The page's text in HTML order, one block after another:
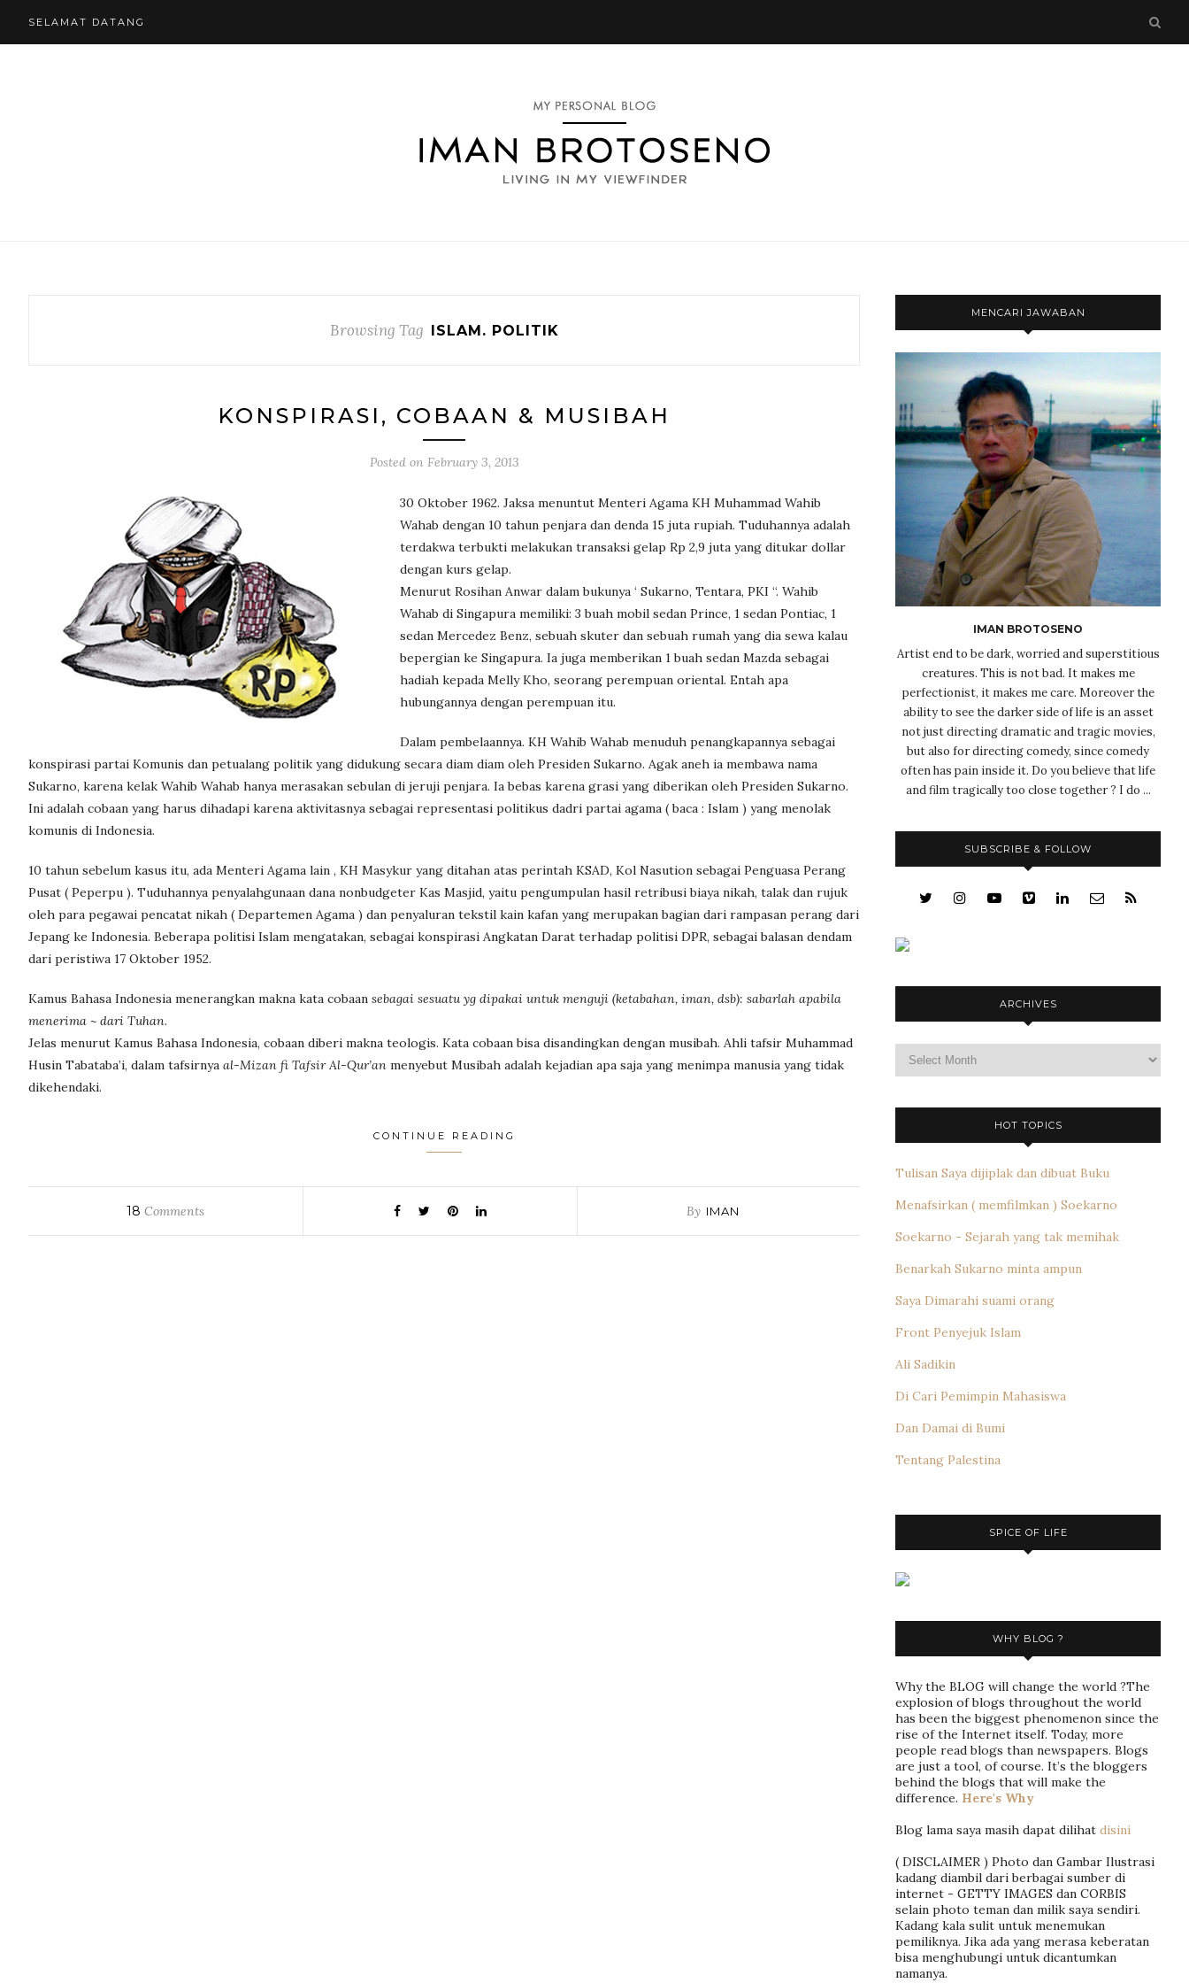
SELAMAT DATANG
Browsing Tag ISLAM. POLITIK
KONSPIRASI, COBAAN & MUSIBAH
Posted on February 3, 2013
30 Oktober 1962. Jaksa menuntut Menteri Agama KH Muhammad Wahib
Wahab dengan 10 tahun penjara dan denda 15 juta rupiah. Tuduhannya adalah
terdakwa terbukti melakukan transaksi gelap Rp 2,9 juta yang ditukar dollar
dengan kurs gelap.
Menurut Rosihan Anwar dalam bukunya ‘ Sukarno, Tentara, PKI “. Wahib
Wahab di Singapura memiliki: 3 buah mobil sedan Prince, 1 sedan Pontiac, 1
sedan Mercedez Benz, sebuah skuter dan sebuah rumah yang dia sewa kalau
bepergian ke Singapura. Ia juga memberikan 1 buah sedan Mazda sebagai
hadiah kepada Melly Kho, seorang perempuan oriental. Entah apa
hubungannya dengan perempuan itu.
Dalam pembelaannya. KH Wahib Wahab menuduh penangkapannya sebagai
konspirasi partai Komunis dan petualang politik yang didukung secara diam diam oleh Presiden Sukarno. Agak aneh ia membawa nama
Sukarno, karena kelak Wahib Wahab hanya merasakan sebulan di jeruji penjara. Ia bebas karena grasi yang diberikan oleh Presiden Sukarno.
Ini adalah cobaan yang harus dihadapi karena aktivitasnya sebagai representasi politikus dadri partai agama ( baca : Islam ) yang menolak
komunis di Indonesia.
10 tahun sebelum kasus itu, ada Menteri Agama lain , KH Masykur yang ditahan atas perintah KSAD, Kol Nasution sebagai Penguasa Perang
Pusat ( Peperpu ). Tuduhannya penyalahgunaan dana nonbudgeter Kas Masjid, yaitu pengumpulan hasil retribusi biaya nikah, talak dan rujuk
oleh para pegawai pencatat nikah ( Departemen Agama ) dan penyaluran tekstil kain kafan yang merupakan bagian dari rampasan perang dari
Jepang ke Indonesia. Beberapa politisi Islam mengatakan, sebagai konspirasi Angkatan Darat terhadap politisi DPR, sebagai balasan dendam
dari peristiwa 17 Oktober 1952.
Kamus Bahasa Indonesia menerangkan makna kata cobaan sebagai sesuatu yg dipakai untuk menguji (ketabahan, iman, dsb): sabarlah apabila
menerima ~ dari Tuhan.
Jelas menurut Kamus Bahasa Indonesia, cobaan diberi makna teologis. Kata cobaan bisa disandingkan dengan musibah. Ahli tafsir Muhammad
Husin Tabataba’i, dalam tafsirnya al-Mizan fi Tafsir Al-Qur’an menyebut Musibah adalah kejadian apa saja yang menimpa manusia yang tidak
dikehendaki.
CONTINUE READING
18 Comments By IMAN
MENCARI JAWABAN
IMAN BROTOSENO
Artist end to be dark, worried and superstitious
creatures. This is not bad. It makes me
perfectionist, it makes me care. Moreover the
ability to see the darker side of life is an asset
not just directing dramatic and tragic movies,
but also for directing comedy, since comedy
often has pain inside it. Do you believe that life
and film tragically too close together ? I do ...
SUBSCRIBE & FOLLOW
ARCHIVES
HOT TOPICS
Tulisan Saya dijiplak dan dibuat Buku
Menafsirkan ( memfilmkan ) Soekarno
Soekarno - Sejarah yang tak memihak
Benarkah Sukarno minta ampun
Saya Dimarahi suami orang
Front Penyejuk Islam
Ali Sadikin
Di Cari Pemimpin Mahasiswa
Dan Damai di Bumi
Tentang Palestina
SPICE OF LIFE
WHY BLOG ?
Why the BLOG will change the world ?The
explosion of blogs throughout the world
has been the biggest phenomenon since the
rise of the Internet itself. Today, more
people read blogs than newspapers. Blogs
are just a tool, of course. It’s the bloggers
behind the blogs that will make the
difference. Here's Why
Blog lama saya masih dapat dilihat disini
( DISCLAIMER ) Photo dan Gambar Ilustrasi
kadang diambil dari berbagai sumber di
internet - GETTY IMAGES dan CORBIS
selain photo teman dan milik saya sendiri.
Kadang kala sulit untuk menemukan
pemiliknya. Jika ada yang merasa keberatan
bisa menghubungi untuk dicantumkan
namanya.